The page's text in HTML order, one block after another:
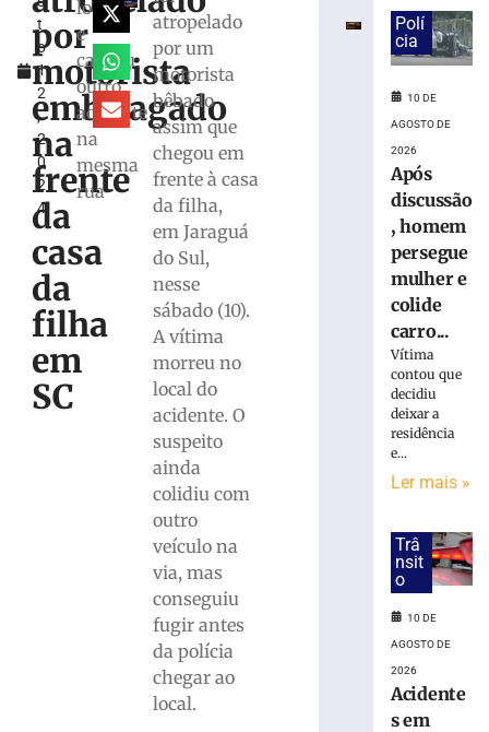
t
o
1
2
,
2
0
2
4
por
motorista
embriagado
na
frente
da
casa
da
filha
em
SC
local
e
causou
outro
acidente
na
mesma
rua
atropelado
por um
motorista
bêbado
assim que
chegou em
frente à casa
da filha,
em Jaraguá
do Sul,
nesse
sábado (10).
A vítima
morreu no
local do
acidente. O
suspeito
ainda
colidiu com
outro
veículo na
via, mas
conseguiu
fugir antes
da polícia
chegar ao
local.
carteira
roubados,
Blumenau
Carro
atinge
poste
deixa
ferida
Gaspar
Polí
cia
10 DE
AGOSTO DE
2026
Após
discussão
, homem
persegue
mulher e
colide
carro...
Vítima
contou que
decidiu
deixar a
residência
e...
Ler mais »
Trâ
nsit
o
10 DE
AGOSTO DE
2026
Acidente
s em